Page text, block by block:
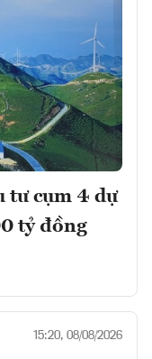
tư cụm 4 dự
tỷ đồng
15:20, 08/08/2026